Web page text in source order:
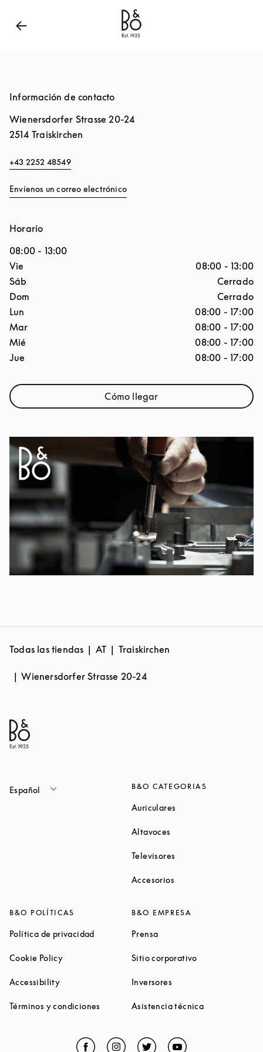
Bang & Olufsen - Exist to create
Información de contacto
Wienersdorfer Strasse 20-24
2514 Traiskirchen
+43 2252 48549
Envíenos un correo electrónico
Horario
08:00 - 13:00
Día de la semana
Vie 08:00 - 13:00
Sáb
Cerrado
Dom
Cerrado
Lun
08:00 - 17:00
Mar
08:00 - 17:00
Mié
08:00 - 17:00
Jue
08:00 - 17:00
Cómo llegarLink Opens in New Tab
Todas las tiendas AT Traiskirchen
Wienersdorfer Strasse 20-24
Español B&O CATEGORIAS
Auriculares
Altavoces
Televisores
Accesorios
B&O POLÍTICAS
Política de privacidadLink Opens in New Tab
Cookie PolicyLink Opens in New Tab
AccessibilityLink Opens in New Tab
Términos y condiciones Link Opens in New Tab
B&O EMPRESA
PrensaLink Opens in New Tab
Sitio corporativoLink Opens in
Inversores
Asistencia técnicaLink Opens in
Facebook
Link Opens in New Tab
Instagram
Link Opens in New Tab
TwitterLink Opens in New Tab
YouTubeLink Opens in